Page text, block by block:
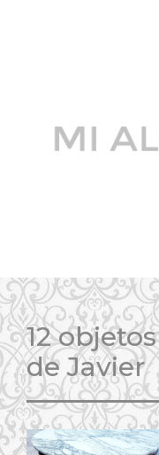
12 objetos en el trastero
de Javier